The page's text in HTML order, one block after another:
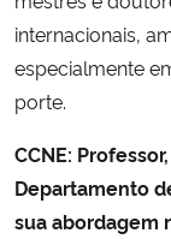
internacionais,
especialmente
porte.
CCNE:
Departamento
sua abordagem